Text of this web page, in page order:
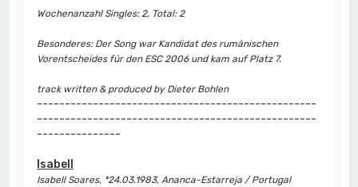
Wochenanzahl Singles: 2, Total: 2
Besonderes: Der Song war Kandidat des rumänischen
Vorentscheides für den ESC 2006 und kam auf Platz 7.
track written & produced by Dieter Bohlen
--------------------------------------------------
--------------------------------------------------
---------------
Isabell
Isabell Soares, *24.03.1983, Ananca-Estarreja / Portugal